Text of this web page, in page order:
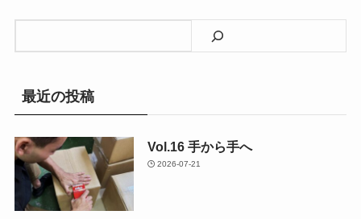
索
最近の投稿
Vol.16 手から手へ
2026-07-21